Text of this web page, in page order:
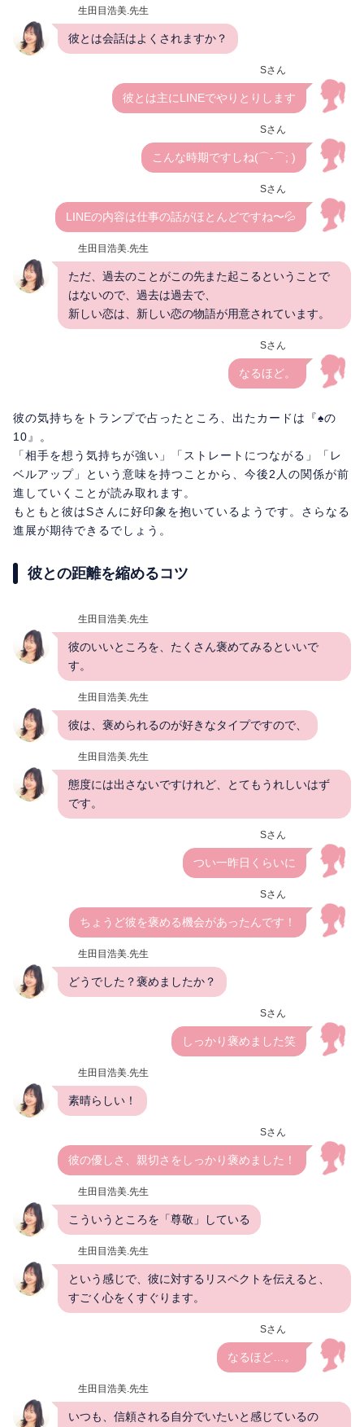
生田目浩美.先生
彼とは会話はよくされますか？
Sさん
彼とは主にLINEでやりとりします
Sさん
こんな時期ですしね(⌒-⌒; )
Sさん
LINEの内容は仕事の話がほとんどですね〜💦
生田目浩美.先生
ただ、過去のことがこの先また起こるということで
はないので、過去は過去で、
新しい恋は、新しい恋の物語が用意されています。
Sさん
なるほど。
彼の気持ちをトランプで占ったところ、出たカードは『♠の
10』。
「相手を想う気持ちが強い」「ストレートにつながる」「レ
ベルアップ」という意味を持つことから、今後2人の関係が前
進していくことが読み取れます。
もともと彼はSさんに好印象を抱いているようです。さらなる
進展が期待できるでしょう。
彼との距離を縮めるコツ
生田目浩美.先生
彼のいいところを、たくさん褒めてみるといいで
す。
生田目浩美.先生
彼は、褒められるのが好きなタイプですので、
生田目浩美.先生
態度には出さないですけれど、とてもうれしいはず
です。
Sさん
つい一昨日くらいに
Sさん
ちょうど彼を褒める機会があったんです！
生田目浩美.先生
どうでした？褒めましたか？
Sさん
しっかり褒めました笑
生田目浩美.先生
素晴らしい！
Sさん
彼の優しさ、親切さをしっかり褒めました！
生田目浩美.先生
こういうところを「尊敬」している
生田目浩美.先生
という感じで、彼に対するリスペクトを伝えると、
すごく心をくすぐります。
Sさん
なるほど…。
生田目浩美.先生
いつも、信頼される自分でいたいと感じているの